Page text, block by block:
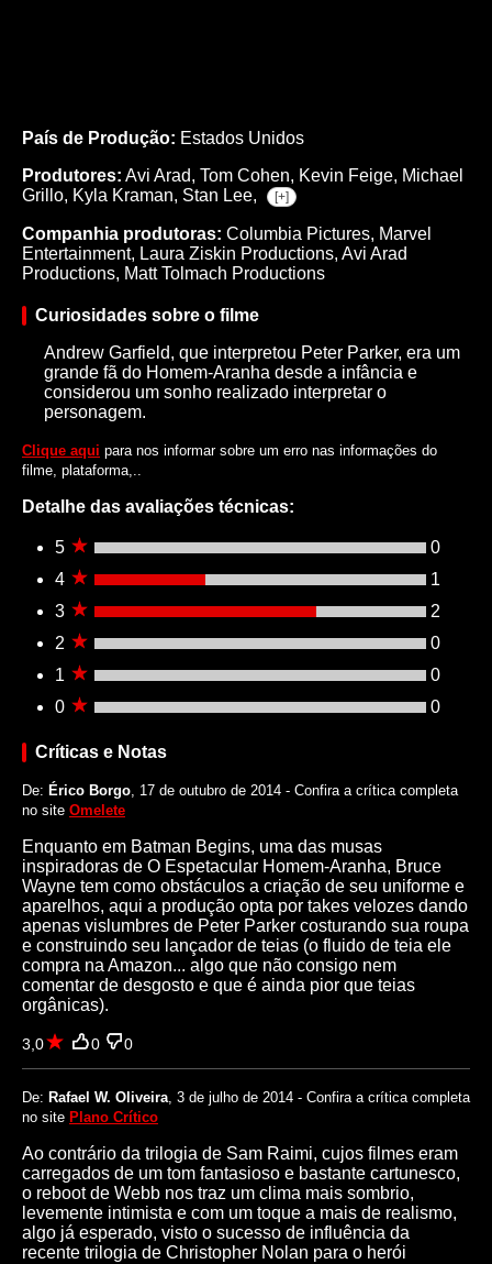
País de Produção: Estados Unidos
Produtores: Avi Arad, Tom Cohen, Kevin Feige, Michael
Grillo, Kyla Kraman, Stan Lee, [+]
Companhia produtoras: Columbia Pictures, Marvel
Entertainment, Laura Ziskin Productions, Avi Arad
Productions, Matt Tolmach Productions
Curiosidades sobre o filme
Andrew Garfield, que interpretou Peter Parker, era um
grande fã do Homem-Aranha desde a infância e
considerou um sonho realizado interpretar o
personagem.
Clique aqui para nos informar sobre um erro nas informações do
filme, plataforma,..
Detalhe das avaliações técnicas:
5
0
4
1
3
2
2
0
1
0
0
0
Críticas e Notas
De: Érico Borgo , 17 de outubro de 2014 - Confira a crítica completa
no site Omelete
Enquanto em Batman Begins, uma das musas
inspiradoras de O Espetacular Homem-Aranha, Bruce
Wayne tem como obstáculos a criação de seu uniforme e
aparelhos, aqui a produção opta por takes velozes dando
apenas vislumbres de Peter Parker costurando sua roupa
e construindo seu lançador de teias (o fluido de teia ele
compra na Amazon... algo que não consigo nem
comentar de desgosto e que é ainda pior que teias
orgânicas).
3,0 0 0
De: Rafael W. Oliveira , 3 de julho de 2014 - Confira a crítica completa
no site Plano Crítico
Ao contrário da trilogia de Sam Raimi, cujos filmes eram
carregados de um tom fantasioso e bastante cartunesco,
o reboot de Webb nos traz um clima mais sombrio,
levemente intimista e com um toque a mais de realismo,
algo já esperado, visto o sucesso de influência da
recente trilogia de Christopher Nolan para o herói